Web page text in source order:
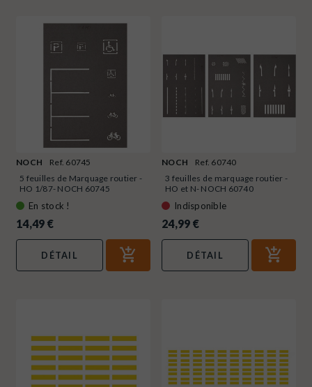
NOCH
Ref. 60745
5 feuilles de Marquage routier -
HO 1/87- NOCH 60745
En stock !
14,49 €
DÉTAIL
NOCH
Ref. 60740
3 feuilles de marquage routier -
HO et N- NOCH 60740
Indisponible
24,99 €
DÉTAIL